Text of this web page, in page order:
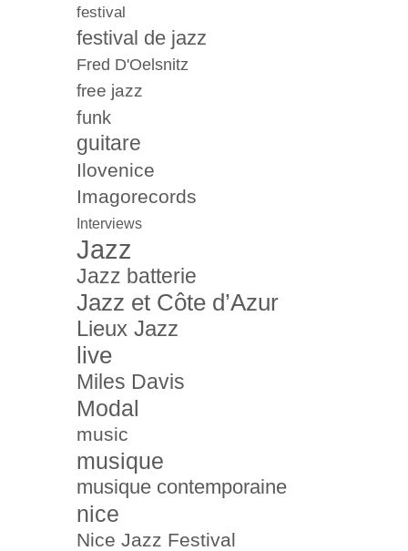
festival
festival de jazz
Fred D'Oelsnitz
free jazz
funk
guitare
Ilovenice
Imagorecords
Interviews
Jazz
Jazz batterie
Jazz et Côte d’Azur
Lieux Jazz
live
Miles Davis
Modal
music
musique
musique contemporaine
nice
Nice Jazz Festival